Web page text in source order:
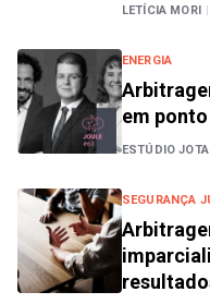
LETÍCIA MORI |
ENERGIA
em
ESTÚDIO JOTA
SEGURANÇA